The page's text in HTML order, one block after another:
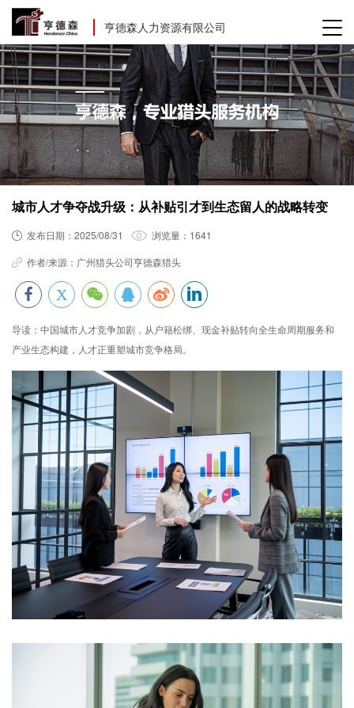
亨德森人力资源有限公司
城市人才争夺战升级：从补贴引才到生态留人的战略转变
发布日期： 2025/08/31 浏览量： 1641
作者/来源： 广州猎头公司亨德森猎头
导读： 中国城市人才竞争加剧，从户籍松绑、现金补贴转向全生命周期服务和
产业生态构建，人才正重塑城市竞争格局。